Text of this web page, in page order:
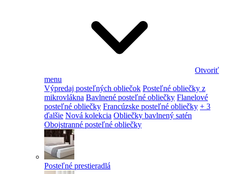
Otvoriť
menu
Výpredaj posteľných obliečok Posteľné obliečky z
mikrovlákna Bavlnené posteľné obliečky Flanelové
posteľné obliečky Francúzske posteľné obliečky + 3
ďalšie Nová kolekcia Obliečky bavlnený satén
Obojstranné posteľné obliečky
Posteľné prestieradlá